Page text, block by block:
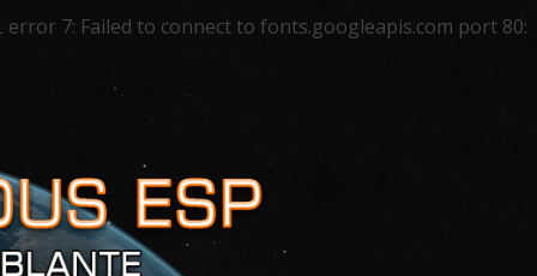
7: Failed to connect to fonts.googleapis.com port 80: